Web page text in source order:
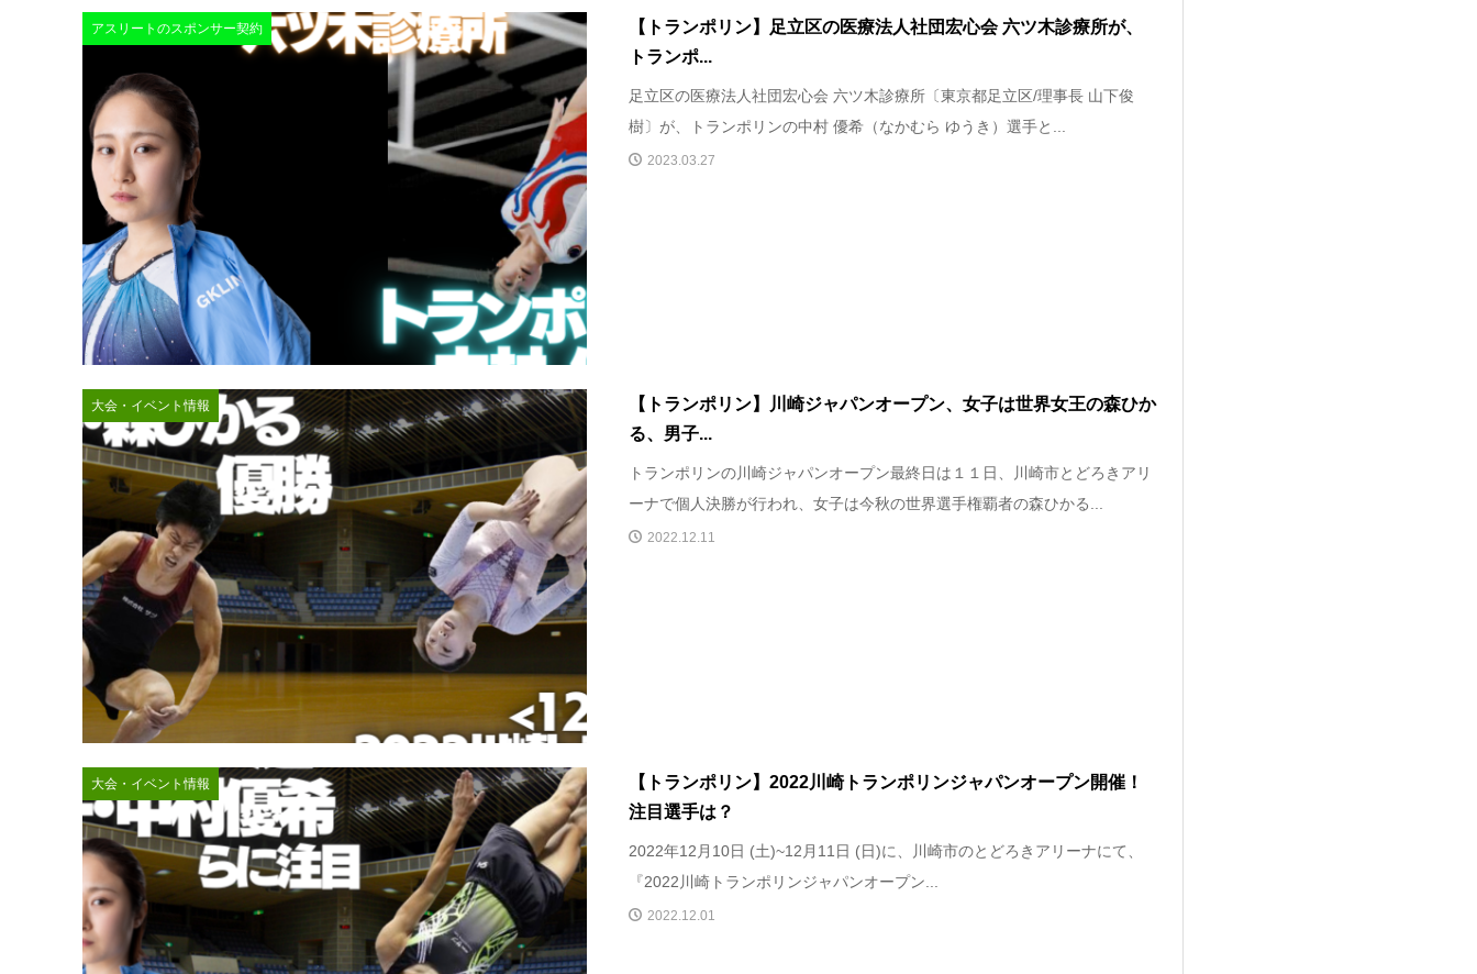
アスリートのスポンサー契約
​【トランポリン】足立区の医療法人社団宏心会 六ツ木診療所が、
トランポ...
足立区の医療法人社団宏心会 六ツ木診療所〔東京都足立区/理事長 山下俊
樹〕が、トランポリンの中村 優希（なかむら ゆうき）選手と...
2023.03.27
大会・イベント情報
【トランポリン】川崎ジャパンオープン、女子は世界女王の森ひか
る、男子...
トランポリンの川崎ジャパンオープン最終日は１１日、川崎市とどろきアリ
ーナで個人決勝が行われ、女子は今秋の世界選手権覇者の森ひかる...
2022.12.11
大会・イベント情報
【トランポリン】2022川崎トランポリンジャパンオープン開催！
注目選手は？
2022年12月10日 (土)~12月11日 (日)に、川崎市のとどろきアリーナにて、
『2022川崎トランポリンジャパンオープン...
2022.12.01